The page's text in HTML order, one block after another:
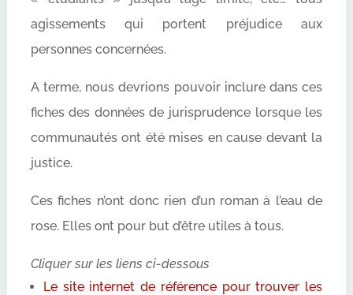
agissements qui portent préjudice aux
personnes concernées.
A terme, nous devrions pouvoir inclure dans ces
fiches des données de jurisprudence lorsque les
communautés ont été mises en cause devant la
justice.
Ces fiches n’ont donc rien d’un roman à l’eau de
rose. Elles ont pour but d’être utiles à tous.
Cliquer sur les liens ci-dessous
Le site internet de référence pour trouver les